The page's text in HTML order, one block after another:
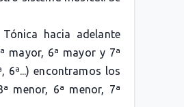
hacia adelante
mayor, 6ª mayor y 7ª
6ª...) encontramos los
menor, 6ª menor, 7ª